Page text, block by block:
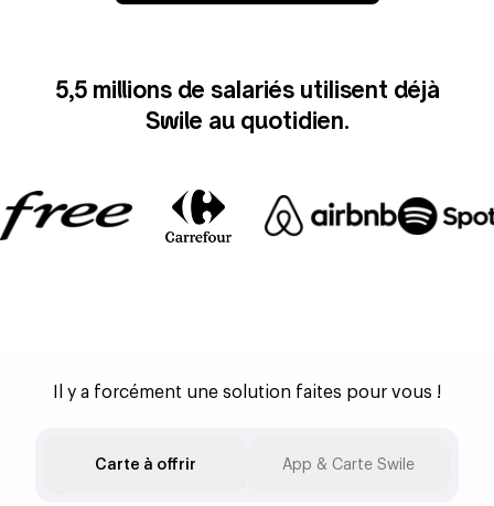
5,5 millions de salariés utilisent déjà
Swile au quotidien.
LogoFree
Logo Carrefour
Total Energies
Welcome to the jungle
Il y a forcément une solution faites pour vous !
Carte à offrir App & Carte Swile